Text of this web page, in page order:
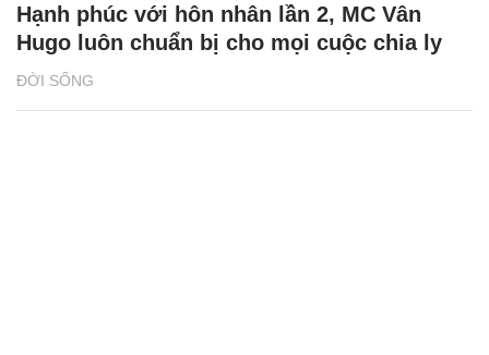
ĐỜI SỐNG
Hạnh phúc với hôn nhân lần 2, MC Vân
Hugo luôn chuẩn bị cho mọi cuộc chia ly